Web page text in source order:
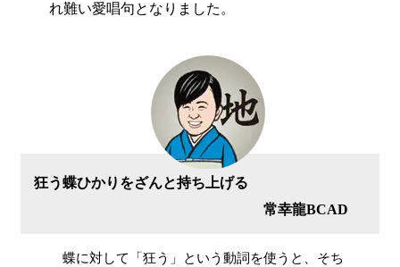
れ難い愛唱句となりました。
狂う蝶ひかりをざんと持ち上げる
常幸龍BCAD
蝶に対して「狂う」という動詞を使うと、そち